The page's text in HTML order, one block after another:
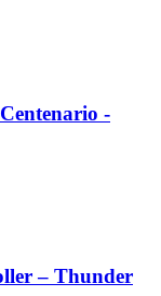
-
– Thunder